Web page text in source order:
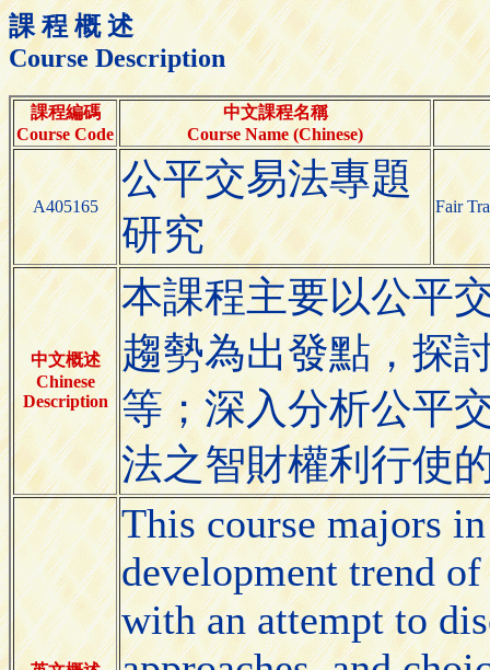
課 程 概 述
Course Description
課程編碼
Course Code
中文課程名稱
Course Name (Chinese)
A405165
公平交易法專題
研究
Fair
中文概述
Chinese
Description
本課程主要以公平
趨勢為出發點，探
等；深入分析公平
法之智財權利行使
This course majors
development trend
with an attempt to